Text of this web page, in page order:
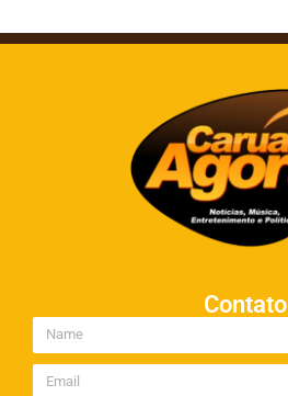
Contato